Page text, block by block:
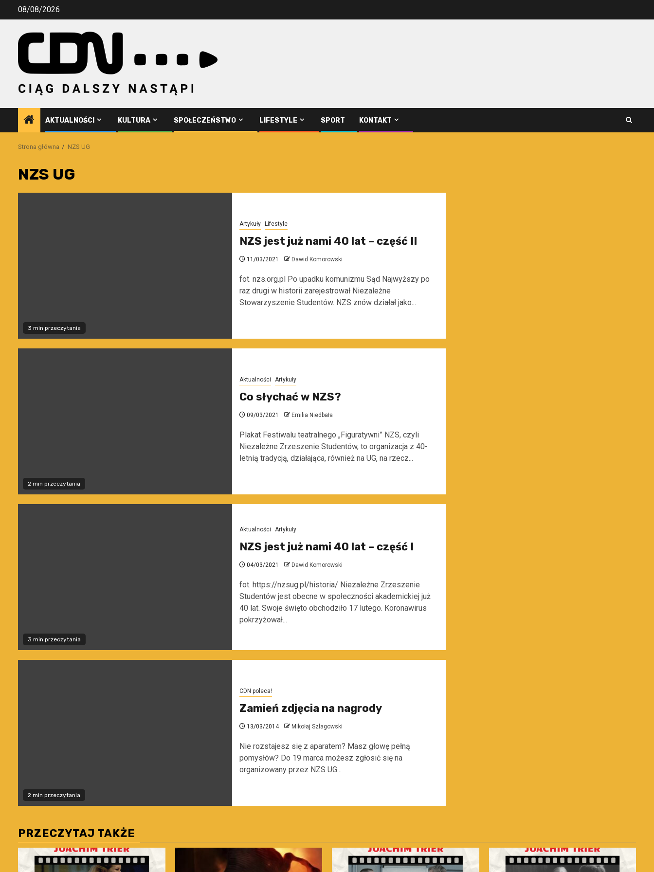
Przejdź08/08/2026
AKTUALNOŚCI KULTURA SPOŁECZEŃSTWO LIFESTYLE SPORT KONTAKT
Strona główna NZS UG
NZS UG
3 min przeczytania
Artykuły Lifestyle
NZS jest już nami 40 lat – część II
11/03/2021 Dawid Komorowski
fot. nzs.org.pl Po upadku komunizmu Sąd Najwyższy po
raz drugi w historii zarejestrował Niezależne
Stowarzyszenie Studentów. NZS znów działał jako...
2 min przeczytania
Aktualności Artykuły
Co słychać w NZS?
09/03/2021 Emilia Niedbała
Plakat Festiwalu teatralnego „Figuratywni” NZS, czyli
Niezależne Zrzeszenie Studentów, to organizacja z 40-
letnią tradycją, działająca, również na UG, na rzecz...
3 min przeczytania
Aktualności Artykuły
NZS jest już nami 40 lat – część I
04/03/2021 Dawid Komorowski
fot. https://nzsug.pl/historia/ Niezależne Zrzeszenie
Studentów jest obecne w społeczności akademickiej już
40 lat. Swoje święto obchodziło 17 lutego. Koronawirus
pokrzyżował...
2 min przeczytania
CDN poleca!
Zamień zdjęcia na nagrody
13/03/2014 Mikołaj Szlagowski
Nie rozstajesz się z aparatem? Masz głowę pełną
pomysłów? Do 19 marca możesz zgłosić się na
organizowany przez NZS UG...
PRZECZYTAJ TAKŻE